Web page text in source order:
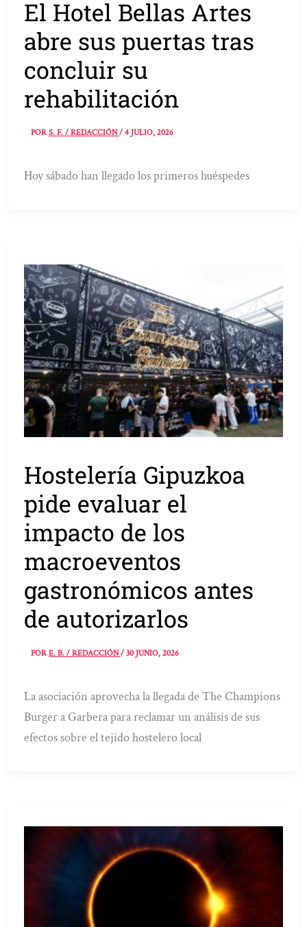
El Hotel Bellas Artes
abre sus puertas tras
concluir su
rehabilitación
PORS. F. / REDACCIÓN/4 JULIO, 2026
Hoy sábado han llegado los primeros huéspedes
Hostelería Gipuzkoa
pide evaluar el
impacto de los
macroeventos
gastronómicos antes
de autorizarlos
PORE. B. / REDACCIÓN/30 JUNIO, 2026
La asociación aprovecha la llegada de The Champions
Burger a Garbera para reclamar un análisis de sus
efectos sobre el tejido hostelero local